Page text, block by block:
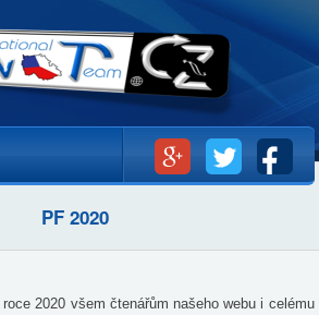
hlavnímu
obsahu
PF 2020
2020 všem čtenářům našeho webu i celému